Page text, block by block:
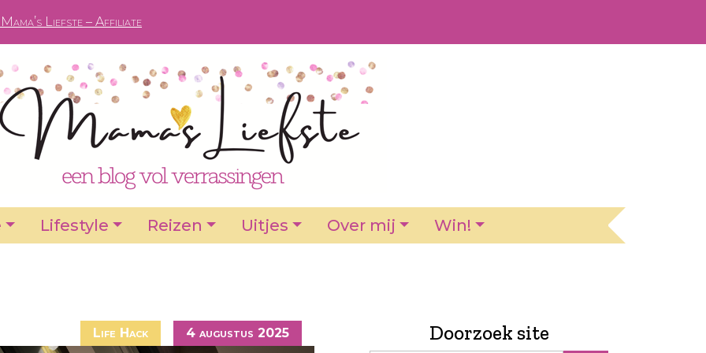
Liefste – Affiliate
Lifestyle Reizen Uitjes Over mij Win!
Life Hack 4 augustus 2025 Doorzoek site